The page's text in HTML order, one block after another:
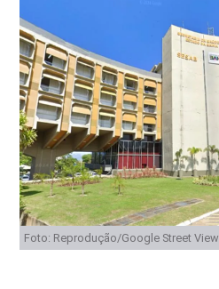
Foto: Reprodução/Google Street View